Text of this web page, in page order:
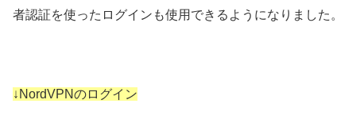
者認証を使ったログインも使用できるようになりました。
↓NordVPNのログイン